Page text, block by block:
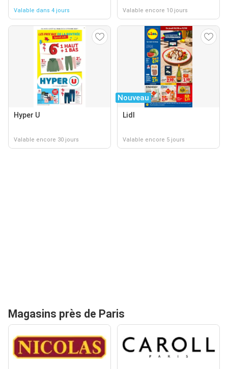
Valable dans 4 jours Valable encore 10 jours
Hyper U
Valable encore 30 jours
Nouveau
Lidl
Valable encore 5 jours
Magasins près de Paris